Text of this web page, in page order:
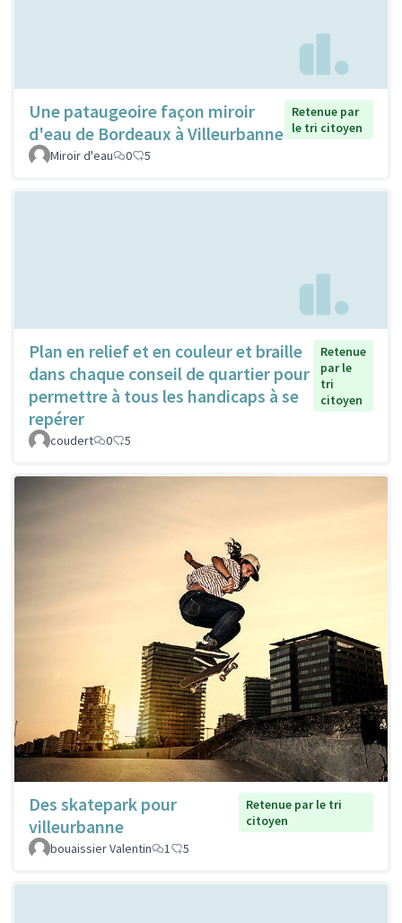
Une pataugeoire façon miroir
d'eau de Bordeaux à Villeurbanne
Retenue par
le tri citoyen
Miroir d'eau
0 5
Plan en relief et en couleur et braille
dans chaque conseil de quartier pour
permettre à tous les handicaps à se
repérer
Retenue
par le
tri
citoyen
coudert 0 5
Des skatepark pour
villeurbanne
Retenue par le tri
citoyen
bouaissier Valentin
1 5